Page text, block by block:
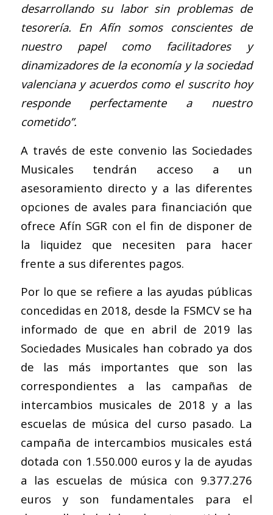
desarrollando su labor sin problemas de
tesorería. En Afín somos conscientes de
nuestro papel como facilitadores y
dinamizadores de la economía y la sociedad
valenciana y acuerdos como el suscrito hoy
responde perfectamente a nuestro
cometido”.
A través de este convenio las Sociedades
Musicales tendrán acceso a un
asesoramiento directo y a las diferentes
opciones de avales para financiación que
ofrece Afín SGR con el fin de disponer de
la liquidez que necesiten para hacer
frente a sus diferentes pagos.
Por lo que se refiere a las ayudas públicas
concedidas en 2018, desde la FSMCV se ha
informado de que en abril de 2019 las
Sociedades Musicales han cobrado ya dos
de las más importantes que son las
correspondientes a las campañas de
intercambios musicales de 2018 y a las
escuelas de música del curso pasado. La
campaña de intercambios musicales está
dotada con 1.550.000 euros y la de ayudas
a las escuelas de música con 9.377.276
euros y son fundamentales para el